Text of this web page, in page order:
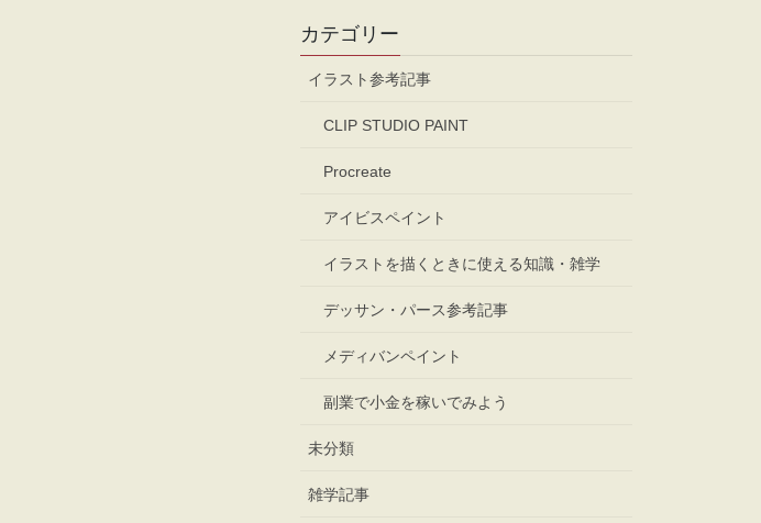
カテゴリー
イラスト参考記事
CLIP STUDIO PAINT
Procreate
アイビスペイント
イラストを描くときに使える知識・雑学
デッサン・パース参考記事
メディバンペイント
副業で小金を稼いでみよう
未分類
雑学記事